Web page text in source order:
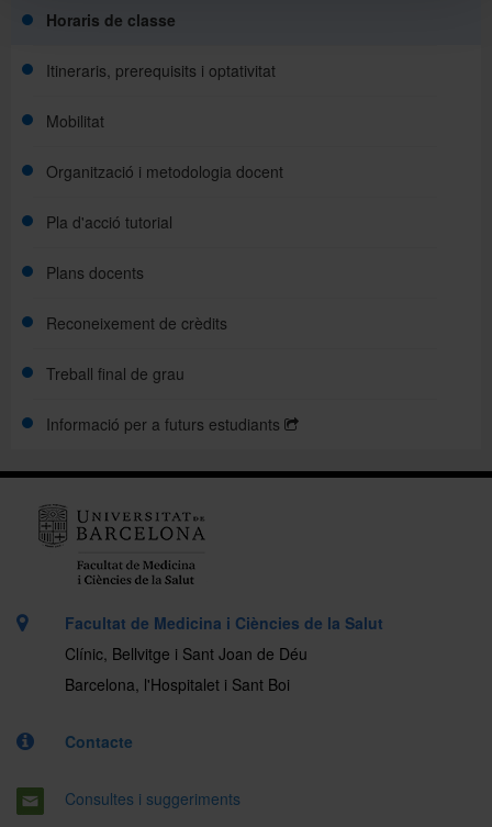
Horaris de classe
Itineraris, prerequisits i optativitat
Mobilitat
Organització i metodologia docent
Pla d'acció tutorial
Plans docents
Reconeixement de crèdits
Treball final de grau
Informació per a futurs estudiants
Facultat de Medicina i Ciències de la Salut
Clínic, Bellvitge i Sant Joan de Déu
Barcelona, l'Hospitalet i Sant Boi
Contacte
Consultes i suggeriments